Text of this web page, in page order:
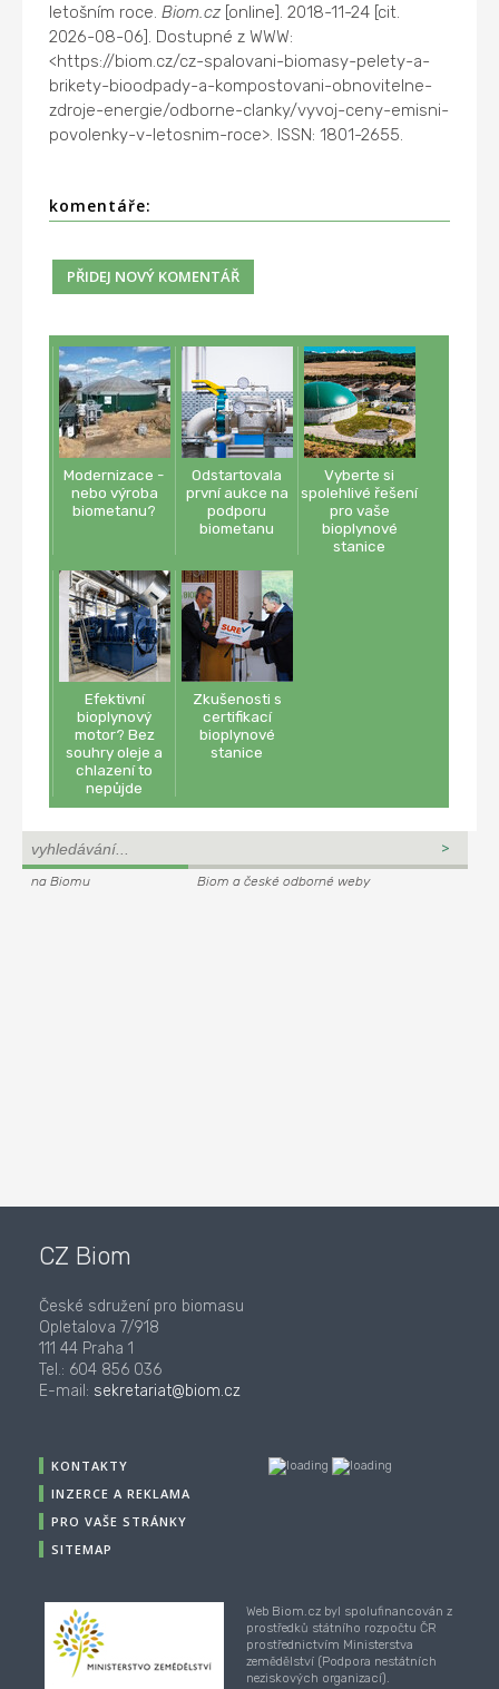
letošním roce.Biom.cz [online]. 2018-11-24 [cit.
2026-08-06]. Dostupné z WWW:
<https://biom.cz/cz-spalovani-biomasy-pelety-a-
brikety-bioodpady-a-kompostovani-obnovitelne-
zdroje-energie/odborne-clanky/vyvoj-ceny-emisni-
povolenky-v-letosnim-roce>. ISSN: 1801-2655.
komentáře:
Modernizace -
nebo výroba
biometanu?
Odstartovala
první aukce na
podporu
biometanu
Vyberte si
spolehlivé řešení
pro vaše
bioplynové
stanice
Efektivní
bioplynový
motor? Bez
souhry oleje a
chlazení to
nepůjde
Zkušenosti s
certifikací
bioplynové
stanice
na Biomu Biom a české odborné weby
CZ Biom
České sdružení pro biomasu
Opletalova 7/918
111 44 Praha 1
Tel.: 604 856 036
E-mail: sekretariat@biom.cz
KONTAKTY
INZERCE A REKLAMA
PRO VAŠE STRÁNKY
SITEMAP
Web Biom.cz byl spolufinancován z
prostředků státního rozpočtu ČR
prostřednictvím Ministerstva
zemědělství (Podpora nestátních
neziskových organizací).